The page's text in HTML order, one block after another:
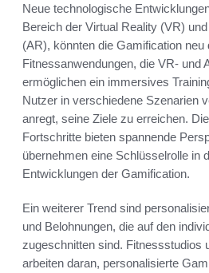
Neue technologische
Bereich der Virtual Reality (VR)
(AR), könnten die Gamification neu
Fitnessanwendungen, die VR- und
ermöglichen ein immersives
Nutzer in verschiedene Szenarien
anregt, seine Ziele zu erreichen.
Fortschritte bieten spannende
übernehmen eine Schlüsselrolle in
Entwicklungen der Gamification.
Ein weiterer Trend sind
und Belohnungen, die auf den
zugeschnitten sind. Fitnessstudios
arbeiten daran, personalisierte